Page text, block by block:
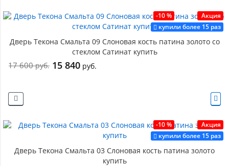
-10 %
Акция
купили более 15 раз
Дверь Текона Смальта 09 Слоновая кость патина золото со
стеклом Сатинат купить
17 600руб. 15 840 руб.
-10 %
Акция
купили более 15 раз
Дверь Текона Смальта 03 Слоновая кость патина золото
купить